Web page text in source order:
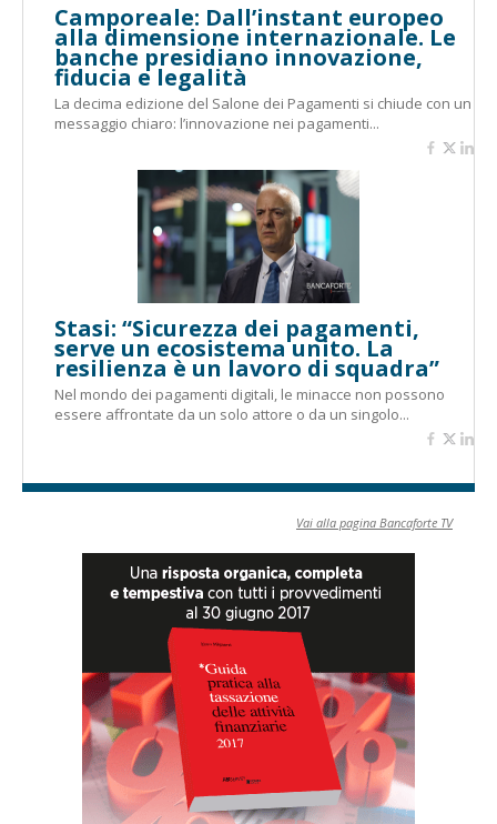
Camporeale: Dall’instant europeo
alla dimensione internazionale. Le
banche presidiano innovazione,
fiducia e legalità
La decima edizione del Salone dei Pagamenti si chiude con un
messaggio chiaro: l’innovazione nei pagamenti...
Stasi: “Sicurezza dei pagamenti,
serve un ecosistema unito. La
resilienza è un lavoro di squadra”
Nel mondo dei pagamenti digitali, le minacce non possono
essere affrontate da un solo attore o da un singolo...
Vai alla pagina Bancaforte TV